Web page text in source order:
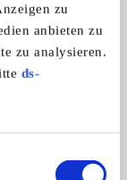
zu
anbieten zu
zu analysieren.
ds-
aus